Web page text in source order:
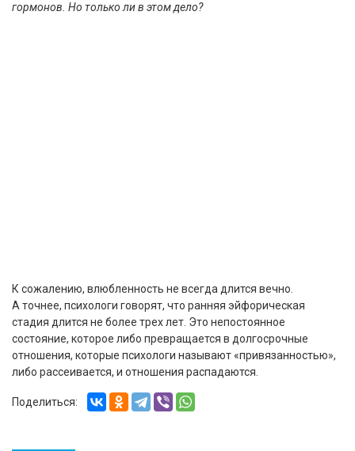
гормонов. Но только ли в этом дело?
К сожалению, влюбленность не всегда длится вечно.
А точнее, психологи говорят, что ранняя эйфорическая
стадия длится не более трех лет. Это непостоянное
состояние, которое либо превращается в долгосрочные
отношения, которые психологи называют «привязанностью»,
либо рассеивается, и отношения распадаются.
Поделиться: